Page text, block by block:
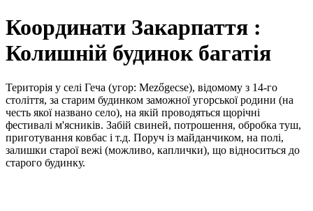
Координати Закарпаття :
Колишній будинок багатія
Територія у селі Геча (угор: Mezőgecse), відомому з 14-го
століття, за старим будинком заможної угорської родини (на
честь якої названо село), на якій проводяться щорічні
фестивалі м'ясників. Забій свиней, потрошення, обробка туш,
приготування ковбас і т.д. Поруч із майданчиком, на полі,
залишки старої вежі (можливо, каплички), що відноситься до
старого будинку.